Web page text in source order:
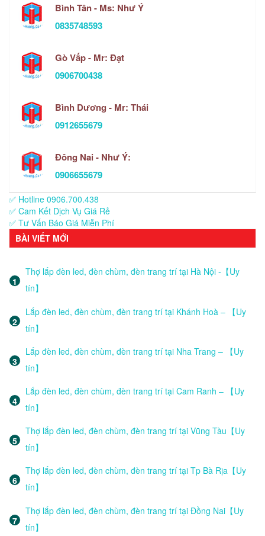
Bình Tân - Ms: Như Ý
0835748593
Gò Vấp - Mr: Đạt
0906700438
Bình Dương - Mr: Thái
0912655679
Đông Nai - Như Ý:
0906655679
✅ Hotline 0906.700.438
✅ Cam Kết Dịch Vụ Giá Rẻ
✅ Tư Vấn Báo Giá Miễn Phí
BÀI VIẾT MỚI
Thợ lắp đèn led, đèn chùm, đèn trang trí tại Hà Nội -【Uy
tín】
Lắp đèn led, đèn chùm, đèn trang trí tại Khánh Hoà – 【Uy
tín】
Lắp đèn led, đèn chùm, đèn trang trí tại Nha Trang – 【Uy
tín】
Lắp đèn led, đèn chùm, đèn trang trí tại Cam Ranh – 【Uy
tín】
Thợ lắp đèn led, đèn chùm, đèn trang trí tại Vũng Tàu【Uy
tín】
Thợ lắp đèn led, đèn chùm, đèn trang trí tại Tp Bà Rịa【Uy
tín】
Thợ lắp đèn led, đèn chùm, đèn trang trí tại Đồng Nai【Uy
tín】